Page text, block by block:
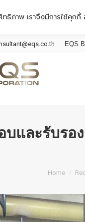
EQS
บและรับรอ
You are
Home
ทธิภาพ เราจึงมีการใช้คุกกี้